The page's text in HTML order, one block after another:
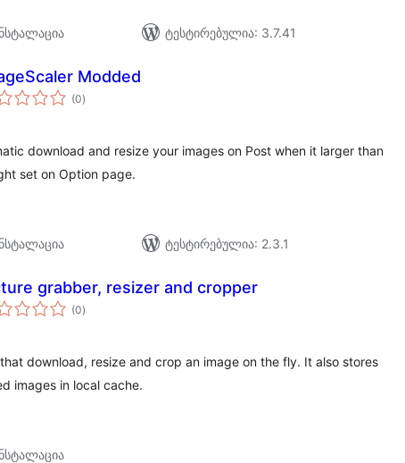
ტესტირებულია: 3.7.41
Modded
(0საერთო
რეიტინგი
)
download and resize your images on Post when it larger than
set on Option page.
ტესტირებულია: 2.3.1
grabber, resizer and cropper
(0საერთო
რეიტინგი
)
download, resize and crop an image on the fly. It also stores
images in local cache.